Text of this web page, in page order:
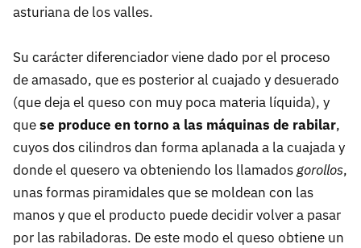
asturiana de los valles.
Su carácter diferenciador viene dado por el proceso
de amasado, que es posterior al cuajado y desuerado
(que deja el queso con muy poca materia líquida), y
quese produce en torno a las máquinas de rabilar,
cuyos dos cilindros dan forma aplanada a la cuajada y
donde el quesero va obteniendo los llamadosgorollos,
unas formas piramidales que se moldean con las
manos y que el producto puede decidir volver a pasar
por las rabiladoras. De este modo el queso obtiene un